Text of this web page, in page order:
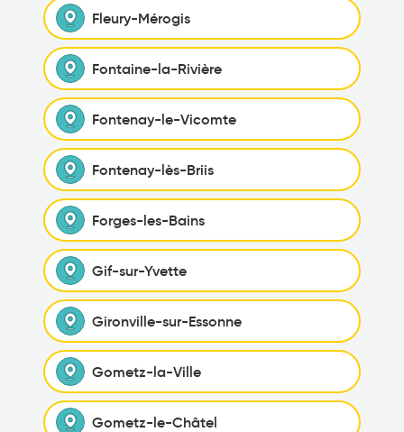
Fleury-Mérogis
Fontaine-la-Rivière
Fontenay-le-Vicomte
Fontenay-lès-Briis
Forges-les-Bains
Gif-sur-Yvette
Gironville-sur-Essonne
Gometz-la-Ville
Gometz-le-Châtel